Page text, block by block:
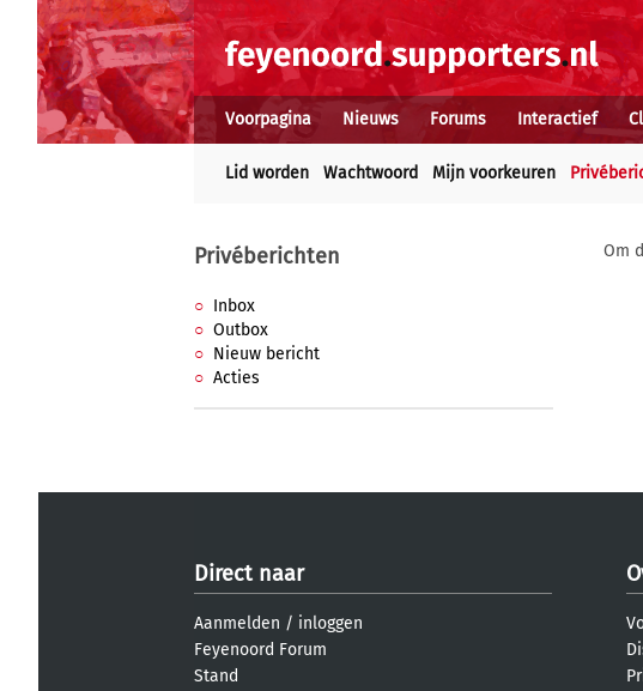
Voorpagina Nieuws Forums Interactief
Lid worden Wachtwoord Mijn voorkeuren
Privéberichten
Inbox
Outbox
Nieuw bericht
Acties
Om
Direct naar
Aanmelden / inloggen
Feyenoord Forum
Stand